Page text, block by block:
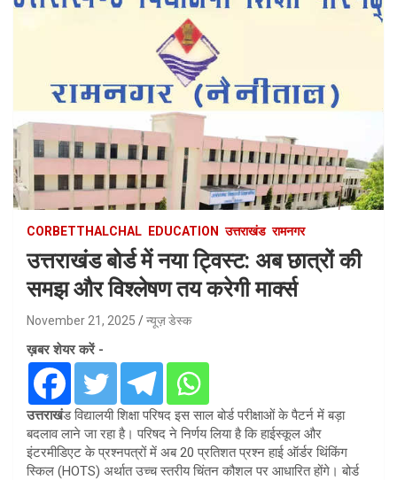
CORBETTHALCHAL EDUCATION उत्तराखंड रामनगर
उत्तराखंड बोर्ड में नया ट्विस्ट: अब छात्रों की
समझ और विश्लेषण तय करेगी मार्क्स
November 21, 2025 न्यूज़ डेस्क
ख़बर शेयर करें -
उत्तराखंड विद्यालयी शिक्षा परिषद इस साल बोर्ड परीक्षाओं के पैटर्न में बड़ा
बदलाव लाने जा रहा है। परिषद ने निर्णय लिया है कि हाईस्कूल और
इंटरमीडिएट के प्रश्नपत्रों में अब 20 प्रतिशत प्रश्न हाई ऑर्डर थिंकिंग
स्किल (HOTS) अर्थात उच्च स्तरीय चिंतन कौशल पर आधारित होंगे। बोर्ड